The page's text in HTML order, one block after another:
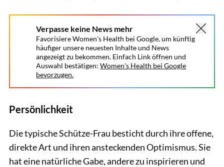
Verpasse keine News mehr
Favorisiere Women's Health bei Google, um künftig
häufiger unsere neuesten Inhalte und News
angezeigt zu bekommen. Einfach Link öffnen und
Auswahl bestätigen: Women's Health bei Google
bevorzugen.
Persönlichkeit
Die typische Schütze-Frau besticht durch ihre offene,
direkte Art und ihren ansteckenden Optimismus. Sie
hat eine natürliche Gabe, andere zu inspirieren und